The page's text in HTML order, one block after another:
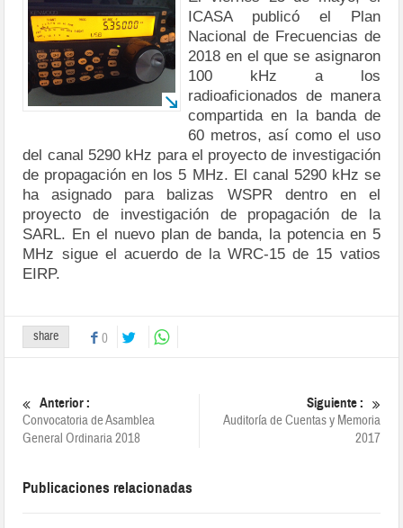
ICASA publicó el Plan
Nacional de Frecuencias de
2018 en el que se asignaron
100 kHz a los
radioaficionados de manera
compartida en la banda de
60 metros, así como el uso
del canal 5290 kHz para el proyecto de investigación
de propagación en los 5 MHz. El canal 5290 kHz se
ha asignado para balizas WSPR dentro en el
proyecto de investigación de propagación de la
SARL. En el nuevo plan de banda, la potencia en 5
MHz sigue el acuerdo de la WRC-15 de 15 vatios
EIRP.
share 0
Anterior :
Convocatoria de Asamblea
General Ordinaria 2018
Siguiente :
Auditoría de Cuentas y Memoria
2017
Publicaciones relacionadas